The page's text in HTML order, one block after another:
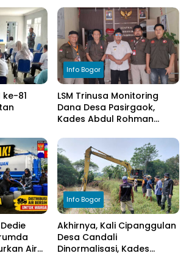
ke-81
Seluruh
Info Bogor
LSM Trinusa Monitoring
Dana Desa Pasirgaok,
Kades Abdul Rohman
Transparansi Pengelolaan
Anggaran
Air
Info Bogor
Akhirnya, Kali Cipanggulan
Desa Candali
Dinormalisasi, Kades